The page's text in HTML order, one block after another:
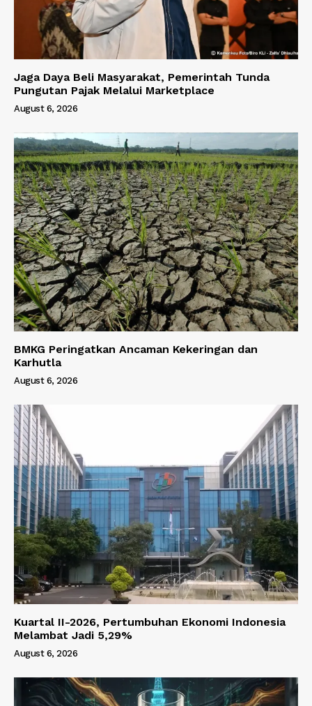
Jaga Daya Beli Masyarakat, Pemerintah Tunda
Pungutan Pajak Melalui Marketplace
August 6, 2026
BMKG Peringatkan Ancaman Kekeringan dan
Karhutla
August 6, 2026
Kuartal II-2026, Pertumbuhan Ekonomi Indonesia
Melambat Jadi 5,29%
August 6, 2026